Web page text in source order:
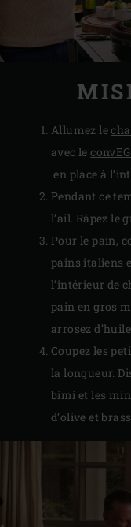
Allumez le
avec le
en place à
Pendant ce
l’ail. Râpez le
Pour le pain,
pains italiens
l’intérieur de
pain en gros
arrosez
Coupez les
la longueur.
bimi et les
d’olive et